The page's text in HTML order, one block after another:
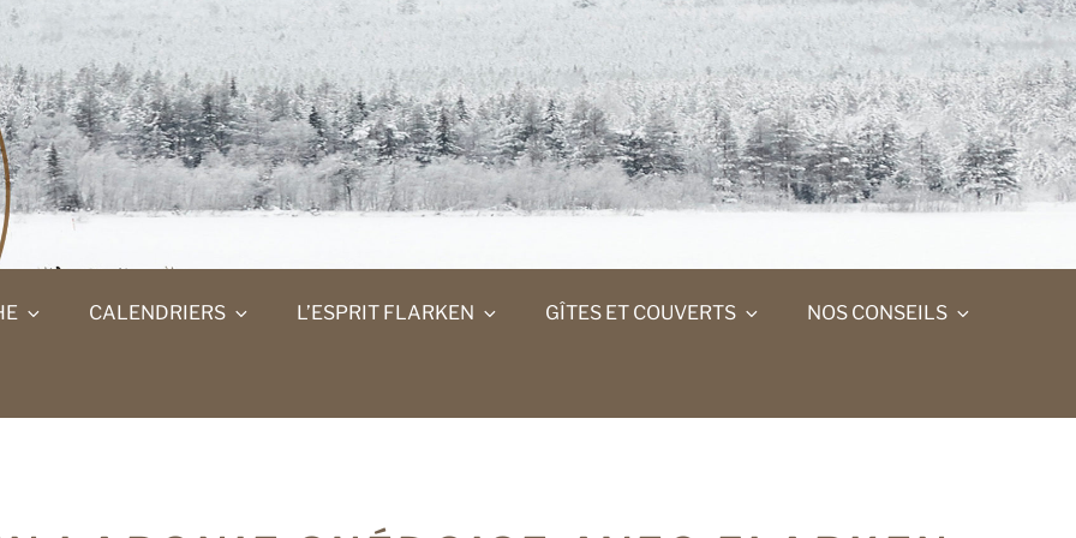
LAPONIE SUÉDOISE
CALENDRIERS L’ESPRIT FLARKEN GÎTES ET COUVERTS NOS CONSEILS